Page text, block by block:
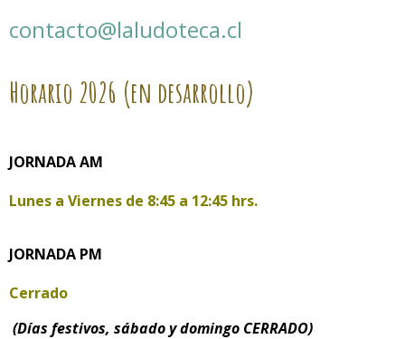
contacto@laludoteca.cl
Horario 2026 (en desarrollo)
JORNADA AM
Lunes a Viernes de 8:45 a 12:45 hrs.
JORNADA PM
Cerrado
(Días festivos, sábado y domingo CERRADO)